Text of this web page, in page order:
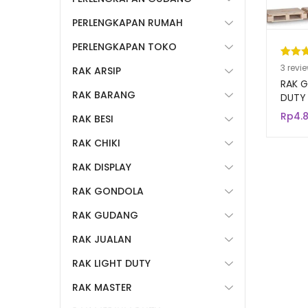
5.00
3
3
RAK
DUTY
Rp
PERLENGKAPAN RUMAH
PERLENGKAPAN TOKO
RAK ARSIP
RAK BARANG
RAK BESI
RAK CHIKI
RAK DISPLAY
RAK GONDOLA
RAK GUDANG
RAK JUALAN
RAK LIGHT DUTY
RAK MASTER